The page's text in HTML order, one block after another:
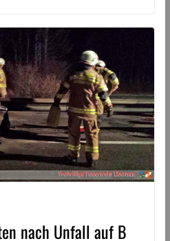
nach Unfall auf B